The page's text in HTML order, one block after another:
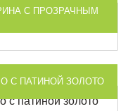
С ПРОЗРАЧНЫМ
С ПАТИНОЙ ЗОЛОТО